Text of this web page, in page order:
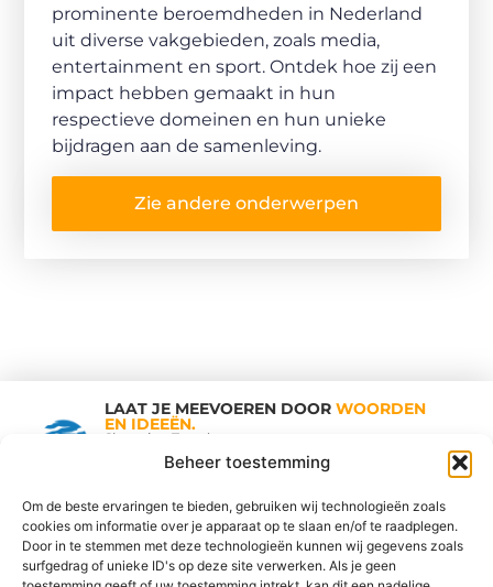
Beheer toestemming
Om de beste ervaringen te bieden, gebruiken wij technologieën zoals
cookies om informatie over je apparaat op te slaan en/of te raadplegen.
Door in te stemmen met deze technologieën kunnen wij gegevens zoals
surfgedrag of unieke ID's op deze site verwerken. Als je geen
prominente beroemdheden in Nederland
uit diverse vakgebieden, zoals media,
entertainment en sport. Ontdek hoe zij een
impact hebben gemaakt in hun
respectieve domeinen en hun unieke
bijdragen aan de samenleving.
Zie andere onderwerpen
LAAT JE MEEVOEREN DOOR WOORDEN
EN IDEEËN.
Shopping Trends
Vind Ons Hier :